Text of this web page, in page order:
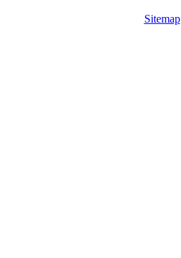
Sitemap